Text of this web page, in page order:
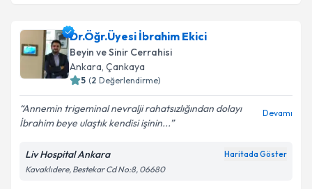
Op. Dr. Egemen Işıtaniçin randevu takvimi talebi
oluşturun. Size bu uzmandan randevu almanız için bir
takvim hazırlandığında e-posta ile bilgilendireceğiz.
Kişisel verilerimin işlenmesine ilişkin
Aydınlatma
Metni'ni okudum ve kişisel verilerimin belirtilen
Dr.Öğr.Üyesi İbrahim Ekici
Beyin ve Sinir Cerrahisi
Ankara, Çankaya
5 (2 Değerlendirme)
Annemin trigeminal nevralji rahatsızlığından dolayı
İbrahim beye ulaştık kendisi işinin...
Devamı
Liv Hospital Ankara Haritada Göster
Kavaklıdere, Bestekar Cd No:8, 06680